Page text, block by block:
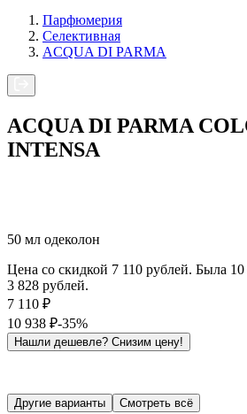
Парфюмерия
Селективная
ACQUA DI PARMA
ACQUA DI PARMA
INTENSA
50 мл одеколон
Цена со скидкой 7 110 рублей. Была
3 828 рублей.
7 110 ₽
10 938 ₽-35%
Нашли дешевле? Снизим цену!
Другие варианты Смотреть всё